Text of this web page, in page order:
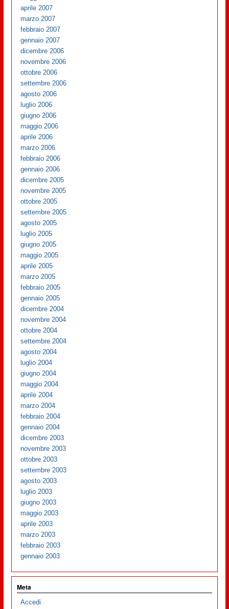
aprile 2007
marzo 2007
febbraio 2007
gennaio 2007
dicembre 2006
novembre 2006
ottobre 2006
settembre 2006
agosto 2006
luglio 2006
giugno 2006
maggio 2006
aprile 2006
marzo 2006
febbraio 2006
gennaio 2006
dicembre 2005
novembre 2005
ottobre 2005
settembre 2005
agosto 2005
luglio 2005
giugno 2005
maggio 2005
aprile 2005
marzo 2005
febbraio 2005
gennaio 2005
dicembre 2004
novembre 2004
ottobre 2004
settembre 2004
agosto 2004
luglio 2004
giugno 2004
maggio 2004
aprile 2004
marzo 2004
febbraio 2004
gennaio 2004
dicembre 2003
novembre 2003
ottobre 2003
settembre 2003
agosto 2003
luglio 2003
giugno 2003
maggio 2003
aprile 2003
marzo 2003
febbraio 2003
gennaio 2003
Meta
Accedi